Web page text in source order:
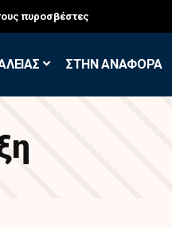
πυροσβέστες
ΣΤΗΝ ΑΝΑΦΟΡΑ